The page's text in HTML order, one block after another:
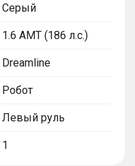
Серый
1.6 AMT (186 л.с.)
Dreamline
Робот
Левый руль
1